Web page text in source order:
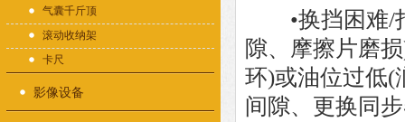
气囊千斤顶
滚动收纳架
卡尺
影像设备
•换挡困难/打
隙、摩擦片磨
环)或油位过低(
间隙、更换同